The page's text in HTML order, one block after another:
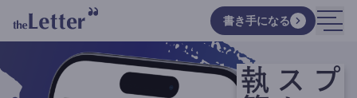
書き手になる